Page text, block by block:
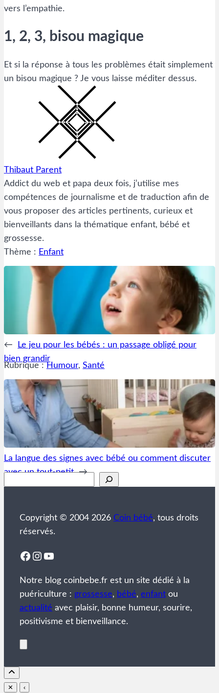
vers l’empathie.
1, 2, 3, bisou magique
Et si la réponse à tous les problèmes était simplement
un bisou magique ? Je vous laisse méditer dessus.
Thibaut Parent
Addict du web et papa deux fois, j’utilise mes
compétences de journalisme et de traduction afin de
vous proposer des articles pertinents, curieux et
bienveillants dans la thématique enfant, bébé et
grossesse.
Thème : Enfant
←
Le jeu pour les bébés : un passage obligé pour
bien grandir
Rubrique : Humour, Santé
La langue des signes avec bébé ou comment discuter
avec un tout-petit →
Copyright © 2004 2026 Coin bébé, tous droits
réservés.
Facebook
Instagram
YouTube
Notre blog coinbebe.fr est un site dédié à la
puériculture : grossesse, bébé, enfant ou
actualité avec plaisir, bonne humeur, sourire,
positivisme et bienveillance.
✕ ‹